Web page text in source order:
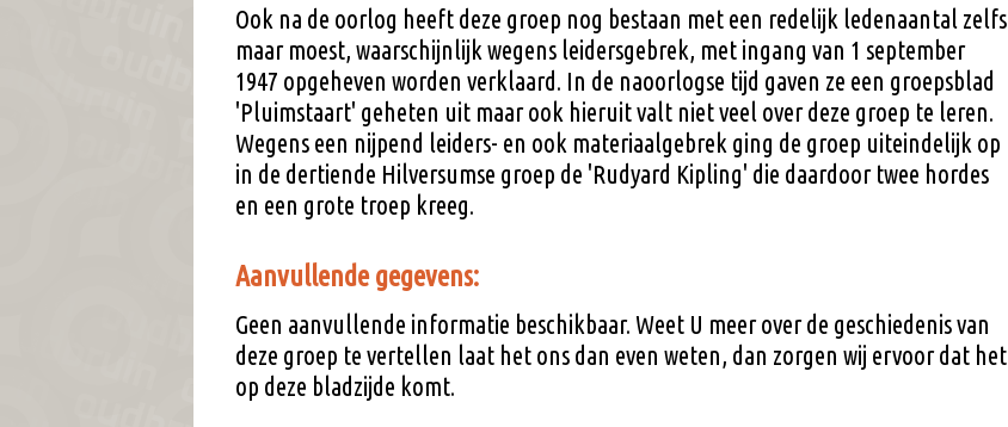
Ook na de oorlog heeft deze groep nog bestaan met een redelijk ledenaantal zelfs
maar moest, waarschijnlijk wegens leidersgebrek, met ingang van 1 september
1947 opgeheven worden verklaard. In de naoorlogse tijd gaven ze een groepsblad
'Pluimstaart' geheten uit maar ook hieruit valt niet veel over deze groep te leren.
Wegens een nijpend leiders- en ook materiaalgebrek ging de groep uiteindelijk op
in de dertiende Hilversumse groep de 'Rudyard Kipling' die daardoor twee hordes
en een grote troep kreeg.
Aanvullende gegevens:
Geen aanvullende informatie beschikbaar. Weet U meer over de geschiedenis van
deze groep te vertellen laat het ons dan even weten, dan zorgen wij ervoor dat het
op deze bladzijde komt.